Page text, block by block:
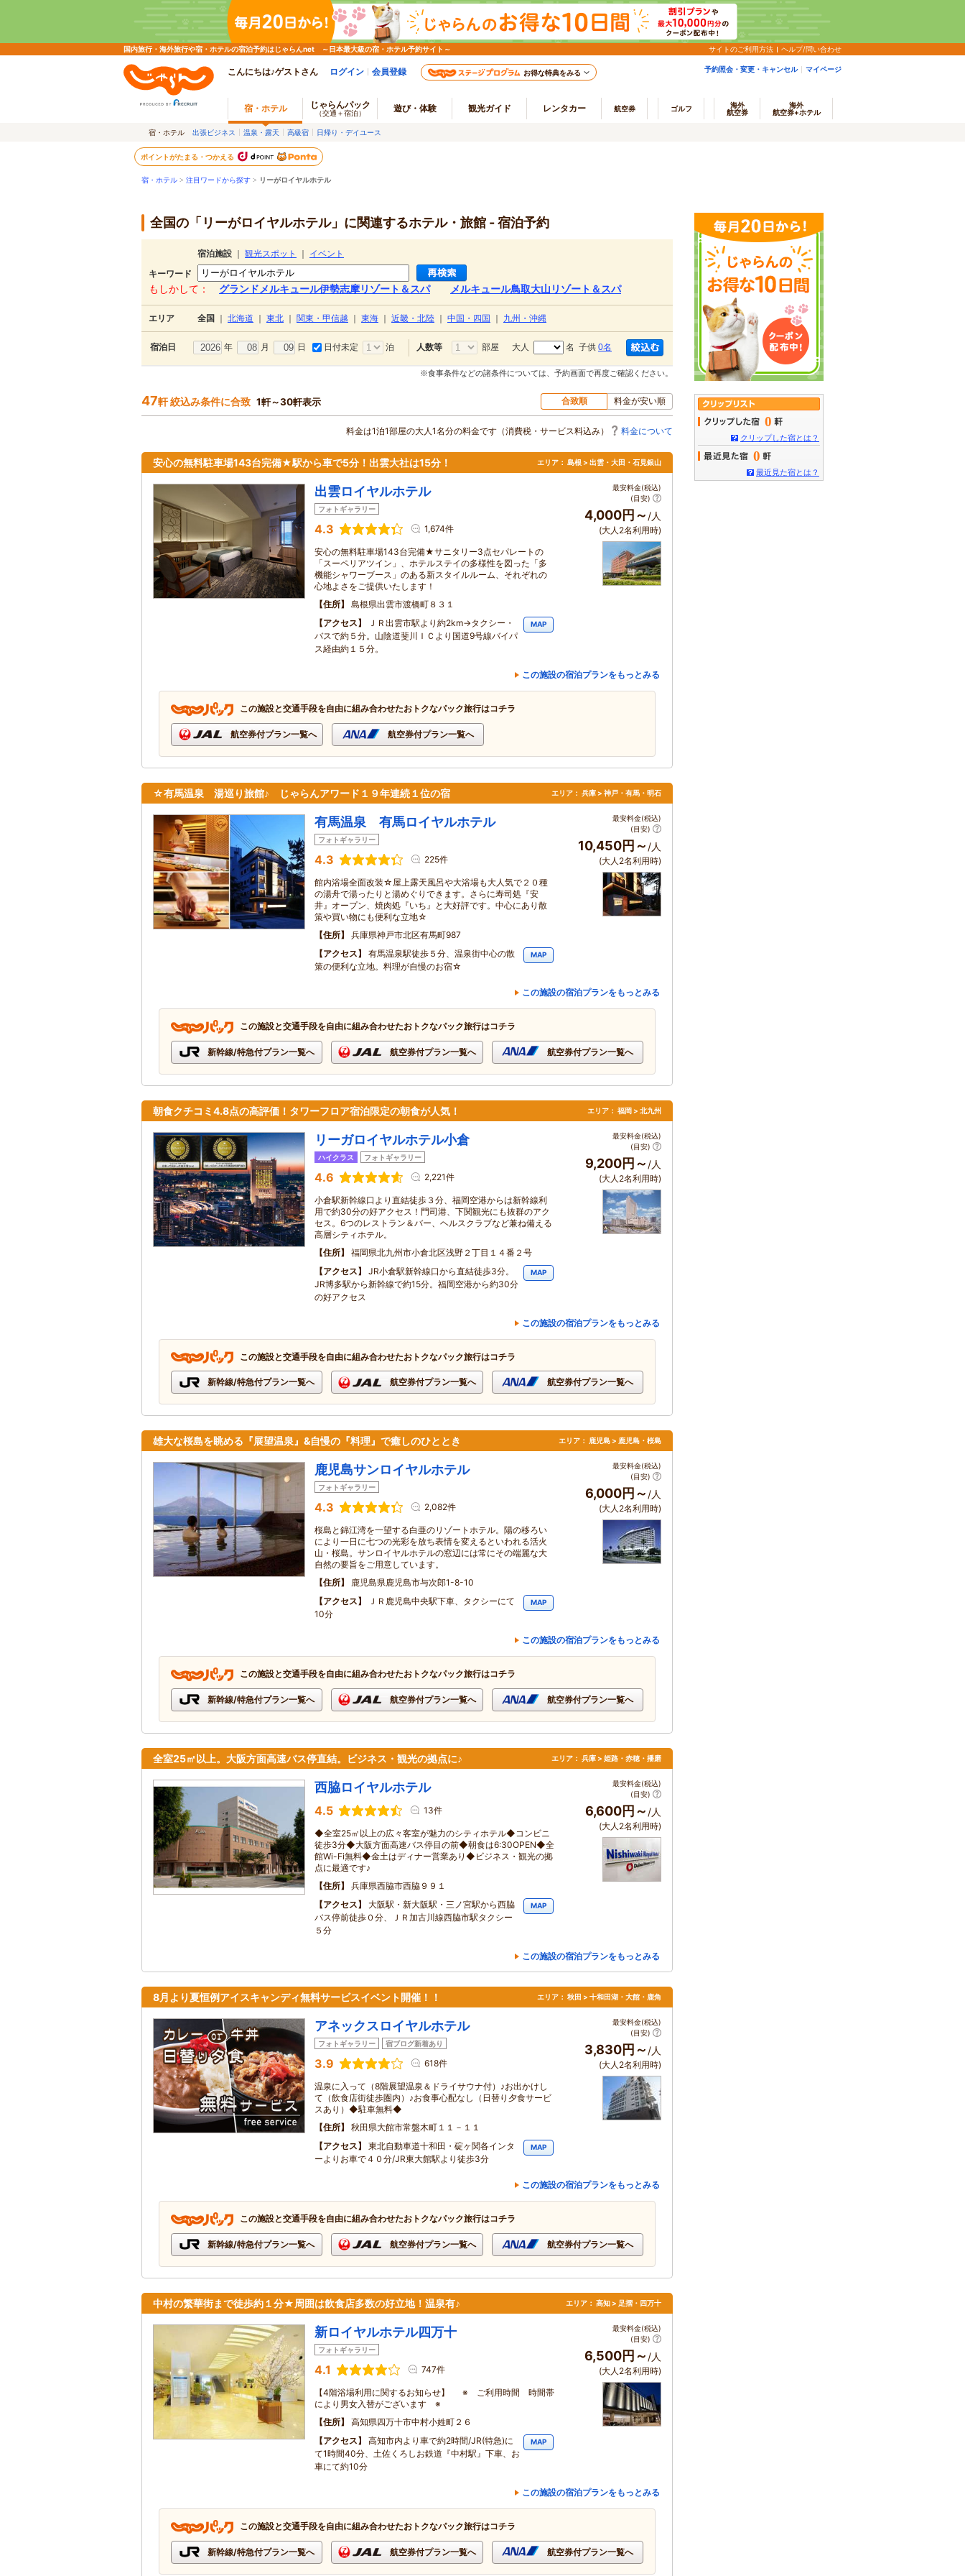
国内旅行・海外旅行や宿・ホテルの宿泊予約はじゃらんnet ～日本最大級の宿・ホテル予約サイト～ サイトのご利用方法 ヘルプ/問い合わせ
こんにちは♪ゲストさん ログイン 会員登録 お得な特典をみる 予約照会・変更・キャンセル マイページ
宿・ホテル じゃらんパック
（交通＋宿泊） 遊び・体験 観光ガイド レンタカー 航空券 ゴルフ
海外
航空券
海外
航空券+ホテル
宿・ホテル 出張ビジネス 温泉・露天 高級宿 日帰り・デイユース
ポイントがたまる・つかえる
宿・ホテル > 注目ワードから探す > リーがロイヤルホテル
全国の「リーがロイヤルホテル」に関連するホテル・旅館 - 宿泊予約
宿泊施設 観光スポット
イベント
キーワード
もしかして： グランドメルキュール伊勢志摩リゾート＆スパ メルキュール鳥取大山リゾート＆スパ
エリア 全国 北海道 東北 関東・甲信越 東海 近畿・北陸 中国・四国 九州・沖縄
宿泊日 年 月 日 日付未定 泊 人数等 部屋 大人 名 子供 0名
※食事条件などの諸条件については、予約画面で再度ご確認ください。
47軒 絞込み条件に合致 1軒～30軒表示 合致順 料金が安い順
料金は1泊1部屋の大人1名分の料金です（消費税・サービス料込み） 料金について
安心の無料駐車場143台完備★駅から車で5分！出雲大社は15分！ エリア： 島根 > 出雲・大田・石見銀山
出雲ロイヤルホテル
フォトギャラリー
4.3 1,674件
安心の無料駐車場143台完備★サニタリー3点セパレートの
「スーペリアツイン」、ホテルステイの多様性を図った「多
機能シャワーブース」のある新スタイルルーム、それぞれの
心地よさをご提供いたします！
住所
島根県出雲市渡橋町８３１
アクセス
ＪＲ出雲市駅より約2km→タクシー・
バスで約５分。山陰道斐川ＩＣより国道9号線バイパ
ス経由約１５分。
MAP
最安料金(税込)
(目安)
4,000円～ /人
(大人2名利用時)
この施設の宿泊プランをもっとみる
この施設と交通手段を自由に組み合わせたおトクなパック旅行はコチラ
航空券付プラン一覧へ 航空券付プラン一覧へ
☆有馬温泉 湯巡り旅館♪ じゃらんアワード１９年連続１位の宿 エリア： 兵庫 > 神戸・有馬・明石
有馬温泉 有馬ロイヤルホテル
フォトギャラリー
4.3 225件
館内浴場全面改装☆屋上露天風呂や大浴場も大人気で２０種
の湯舟で湯ったりと湯めぐりできます。さらに寿司処『安
井』オープン、焼肉処『いち』と大好評です。中心にあり散
策や買い物にも便利な立地☆
住所
兵庫県神戸市北区有馬町987
アクセス
有馬温泉駅徒歩５分、温泉街中心の散
策の便利な立地。料理が自慢のお宿☆
MAP
最安料金(税込)
(目安)
10,450円～ /人
(大人2名利用時)
この施設の宿泊プランをもっとみる
この施設と交通手段を自由に組み合わせたおトクなパック旅行はコチラ
新幹線/特急付プラン一覧へ 航空券付プラン一覧へ 航空券付プラン一覧へ
朝食クチコミ4.8点の高評価！タワーフロア宿泊限定の朝食が人気！ エリア： 福岡 > 北九州
リーガロイヤルホテル小倉
ハイクラス フォトギャラリー
4.6 2,221件
小倉駅新幹線口より直結徒歩３分、福岡空港からは新幹線利
用で約30分の好アクセス！門司港、下関観光にも抜群のアク
セス。6つのレストラン＆バー、ヘルスクラブなど兼ね備える
高層シティホテル。
住所
福岡県北九州市小倉北区浅野２丁目１４番２号
アクセス
JR小倉駅新幹線口から直結徒歩3分。
JR博多駅から新幹線で約15分。福岡空港から約30分
の好アクセス
MAP
最安料金(税込)
(目安)
9,200円～ /人
(大人2名利用時)
この施設の宿泊プランをもっとみる
この施設と交通手段を自由に組み合わせたおトクなパック旅行はコチラ
新幹線/特急付プラン一覧へ 航空券付プラン一覧へ 航空券付プラン一覧へ
雄大な桜島を眺める『展望温泉』&自慢の『料理』で癒しのひととき エリア： 鹿児島 > 鹿児島・桜島
鹿児島サンロイヤルホテル
フォトギャラリー
4.3 2,082件
桜島と錦江湾を一望する白亜のリゾートホテル。陽の移ろい
により一日に七つの光彩を放ち表情を変えるといわれる活火
山・桜島。サンロイヤルホテルの窓辺には常にその端麗な大
自然の要旨をご用意しています。
住所
鹿児島県鹿児島市与次郎1-8-10
アクセス
ＪＲ鹿児島中央駅下車、タクシーにて
10分
MAP
最安料金(税込)
(目安)
6,000円～/人
(大人2名利用時)
この施設の宿泊プランをもっとみる
この施設と交通手段を自由に組み合わせたおトクなパック旅行はコチラ
新幹線/特急付プラン一覧へ 航空券付プラン一覧へ 航空券付プラン一覧へ
全室25㎡以上。大阪方面高速バス停直結。ビジネス・観光の拠点に♪ エリア： 兵庫 > 姫路・赤穂・播磨
西脇ロイヤルホテル
4.5 13件
◆全室25㎡以上の広々客室が魅力のシティホテル◆コンビニ
徒歩3分◆大阪方面高速バス停目の前◆朝食は6:30OPEN◆全
館Wi-Fi無料◆金土はディナー営業あり◆ビジネス・観光の拠
点に最適です♪
住所
兵庫県西脇市西脇９９１
アクセス
大阪駅・新大阪駅・三ノ宮駅から西脇
バス停前徒歩０分、ＪＲ加古川線西脇市駅タクシー
５分
MAP
最安料金(税込)
(目安)
6,600円～ /人
(大人2名利用時)
この施設の宿泊プランをもっとみる
8月より夏恒例アイスキャンディ無料サービスイベント開催！！ エリア： 秋田 > 十和田湖・大館・鹿角
アネックスロイヤルホテル
フォトギャラリー 宿ブログ新着あり
3.9 618件
温泉に入って（8階展望温泉＆ドライサウナ付）♪お出かけし
て（飲食店街徒歩圏内）♪お食事心配なし（日替り夕食サービ
スあり）◆駐車無料◆
住所
秋田県大館市常盤木町１１－１１
アクセス
東北自動車道十和田・碇ヶ関各インタ
ーよりお車で４０分/JR東大館駅より徒歩3分
MAP
最安料金(税込)
(目安)
3,830円～ /人
(大人2名利用時)
この施設の宿泊プランをもっとみる
この施設と交通手段を自由に組み合わせたおトクなパック旅行はコチラ
新幹線/特急付プラン一覧へ 航空券付プラン一覧へ 航空券付プラン一覧へ
中村の繁華街まで徒歩約１分★周囲は飲食店多数の好立地！温泉有♪ エリア： 高知 > 足摺・四万十
新ロイヤルホテル四万十
フォトギャラリー
4.1 747件
【4階浴場利用に関するお知らせ】 ※ ご利用時間 時間帯
により男女入替がございます ※
住所
高知県四万十市中村小姓町２６
アクセス
高知市内より車で約2時間/JR(特急)に
て1時間40分、土佐くろしお鉄道『中村駅』下車、お
車にて約10分
MAP
最安料金(税込)
(目安)
6,500円～ /人
(大人2名利用時)
この施設の宿泊プランをもっとみる
この施設と交通手段を自由に組み合わせたおトクなパック旅行はコチラ
新幹線/特急付プラン一覧へ 航空券付プラン一覧へ 航空券付プラン一覧へ
0
クリップした宿とは？
0
最近見た宿とは？